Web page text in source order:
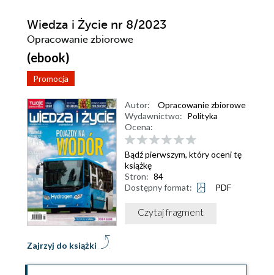
Wiedza i Życie nr 8/2023
Opracowanie zbiorowe
(ebook)
Promocja
Zajrzyj do książki
Autor:
Opracowanie zbiorowe
Wydawnictwo: Polityka
Ocena:
Bądź pierwszym, który oceni tę
książkę
Stron: 84
Dostępny format:
PDF
Czytaj fragment